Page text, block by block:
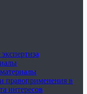
правоприменения в
интересов